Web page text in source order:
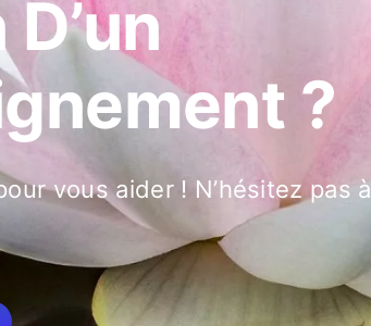
?
vous aider ! N’hésitez pas à